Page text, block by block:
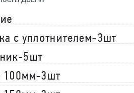
с уплотнителем-3шт
5шт
100мм-3шт